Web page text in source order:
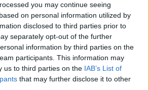
you may continue seeing
on personal information utilized by
disclosed to third parties prior to
separately opt-out of the further
information by third parties on the
participants. This information may
us to third parties on the IAB’s List of
that may further disclose it to other
įrašai
00:00:30
avarijos Vilniaus r.: dviejų moterų ir
nepavyko